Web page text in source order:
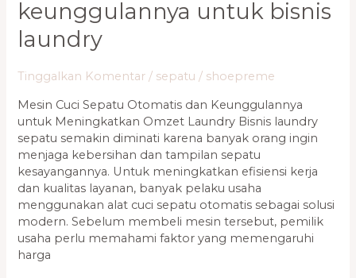
keunggulannya untuk bisnis
laundry
Tinggalkan Komentar / sepatu / shoepreme
Mesin Cuci Sepatu Otomatis dan Keunggulannya
untuk Meningkatkan Omzet Laundry Bisnis laundry
sepatu semakin diminati karena banyak orang ingin
menjaga kebersihan dan tampilan sepatu
kesayangannya. Untuk meningkatkan efisiensi kerja
dan kualitas layanan, banyak pelaku usaha
menggunakan alat cuci sepatu otomatis sebagai solusi
modern. Sebelum membeli mesin tersebut, pemilik
usaha perlu memahami faktor yang memengaruhi
harga